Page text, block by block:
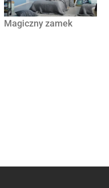
Magiczny zamek